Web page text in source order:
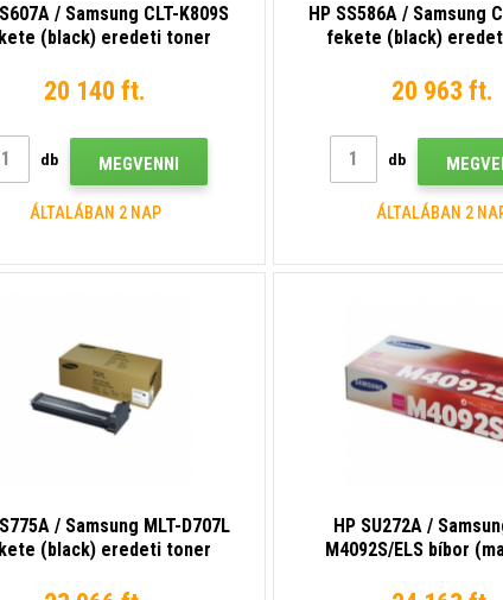
/ Samsung CLT-K809S
(black) eredeti toner
20 140 ft.
db MEGVENNI
ÁLTALÁBAN 2 NAP
HP SS586A / Samsung
fekete (black)
20 963 ft.
db
ÁLTALÁBAN 2
/ Samsung MLT-D707L
(black) eredeti toner
HP SU272A /
M4092S/ELS bíbor